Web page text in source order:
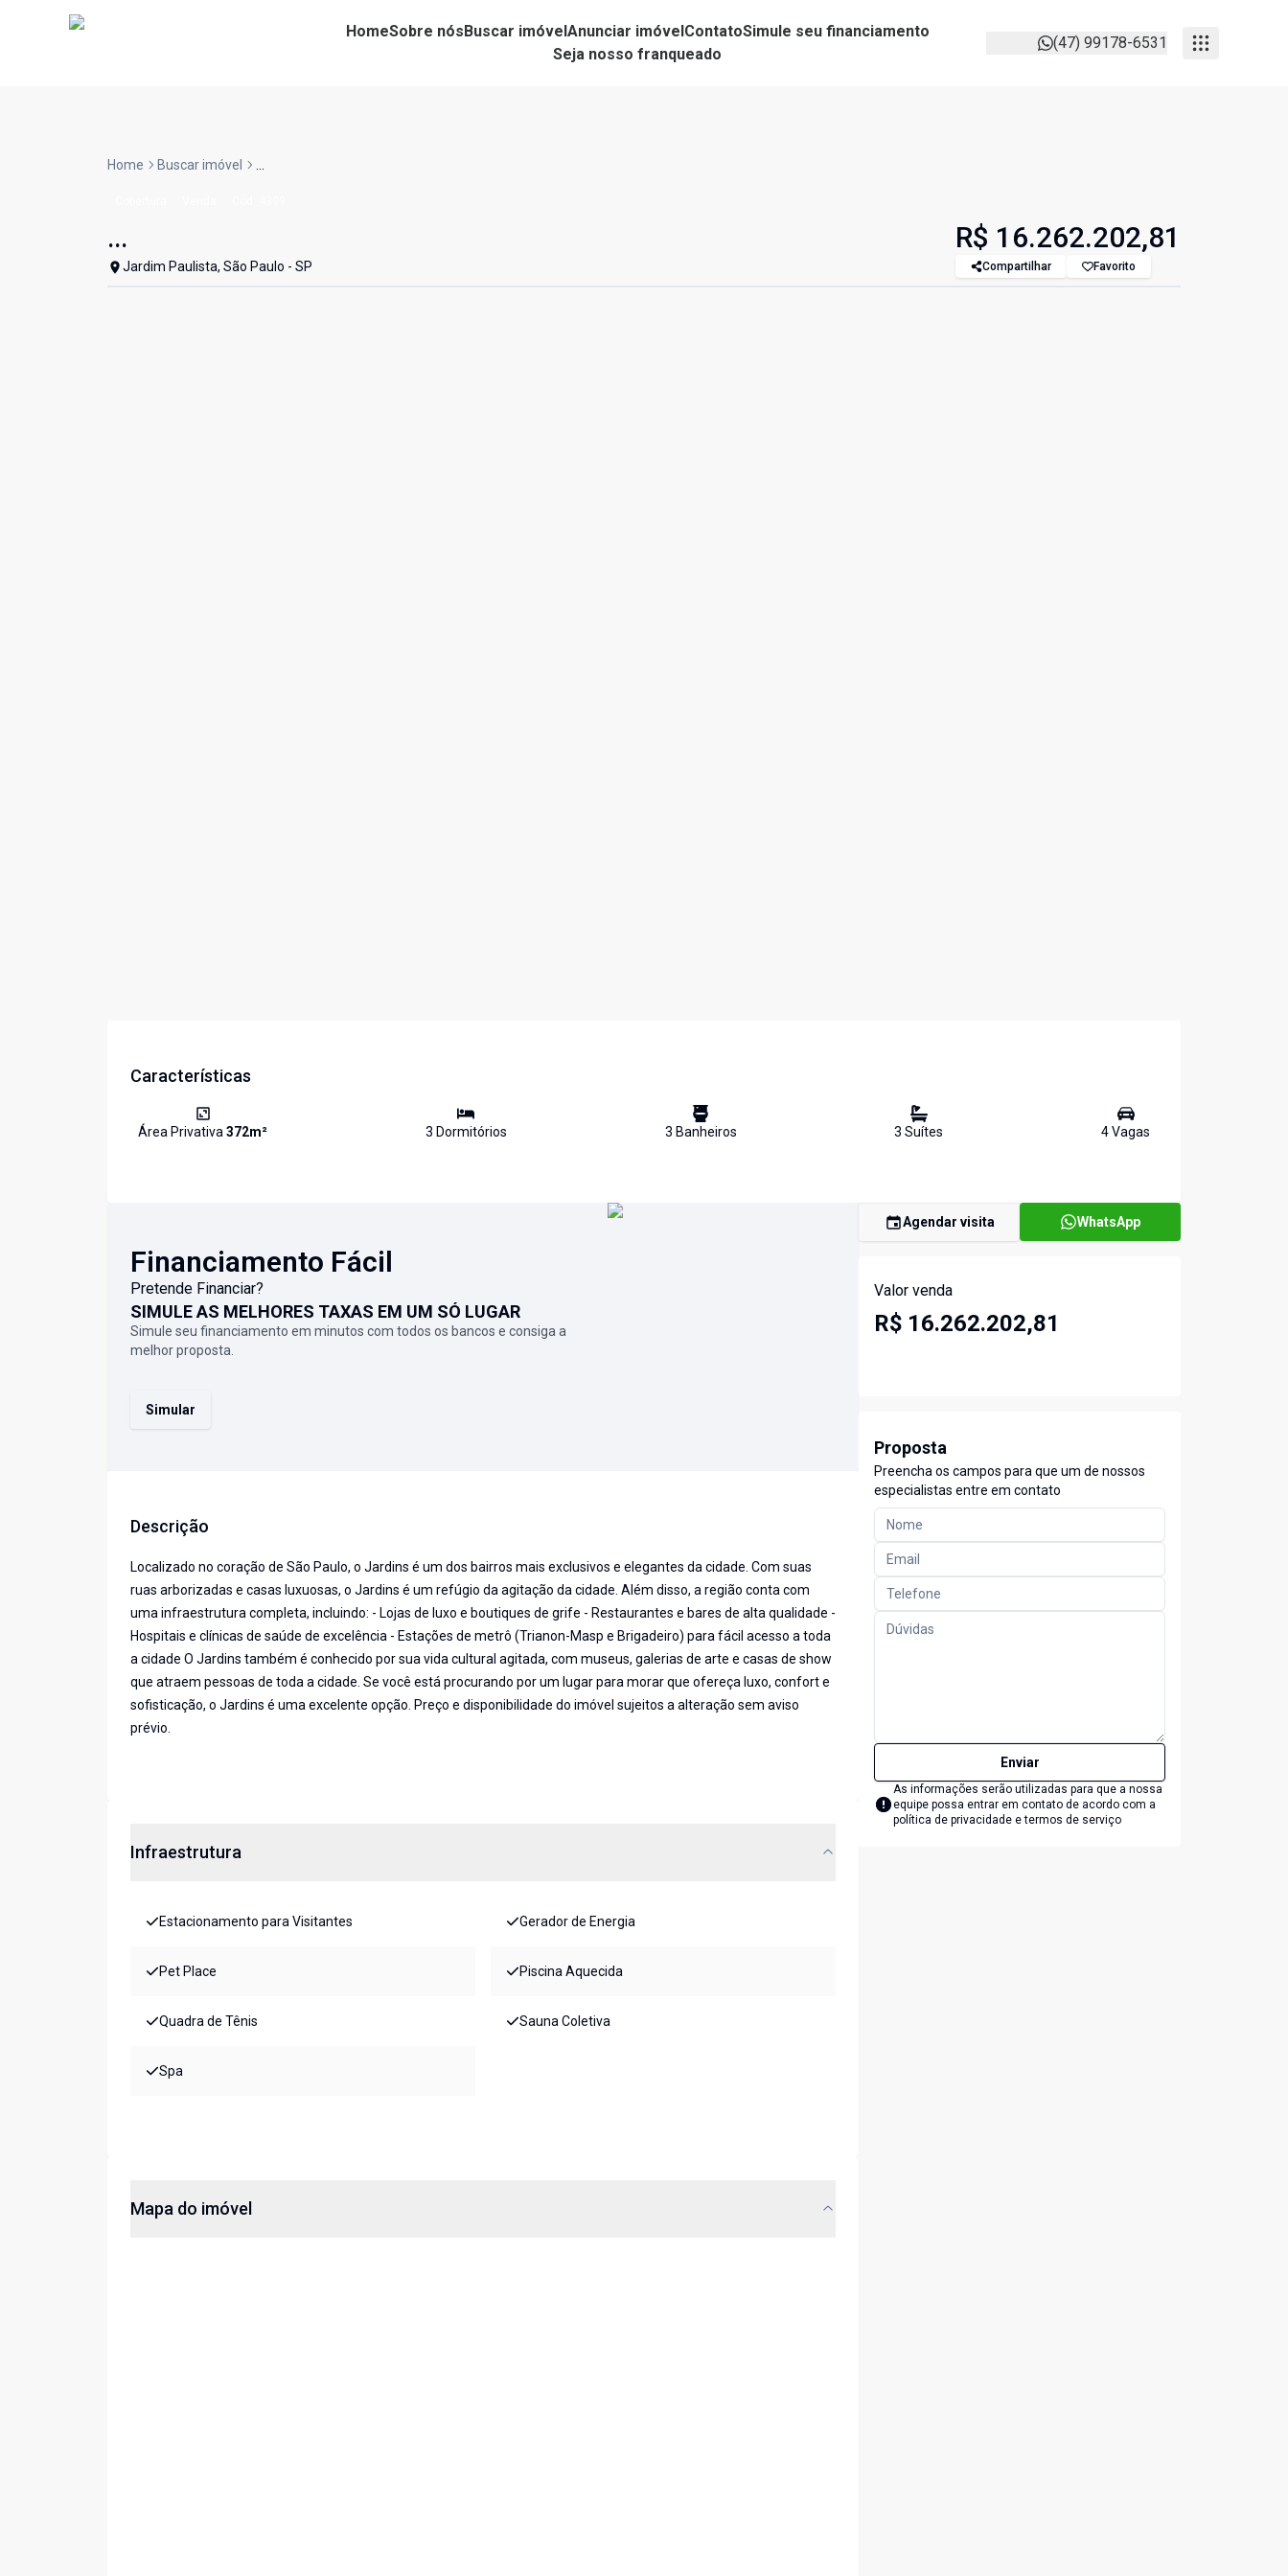
HomeSobre nósBuscar imóvelAnunciar imóvelContatoSimule seu financiamento
Seja nosso franqueado
(47) 99178-6531
Home Buscar imóvel ...
...
Jardim Paulista, São Paulo - SP
R$ 16.262.202,81
Compartilhar Favorito
Características
Área Privativa372m² 3 Dormitórios 3 Banheiros 3 Suítes 4Vagas
Financiamento Fácil
Pretende Financiar?
SIMULE AS MELHORES TAXAS EM UM SÓ LUGAR
Simule seu financiamento em minutos com todos os bancos e consiga a
melhor proposta.
Simular
Descrição
Localizado no coração de São Paulo, o Jardins é um dos bairros mais exclusivos e elegantes da cidade. Com suas
ruas arborizadas e casas luxuosas, o Jardins é um refúgio da agitação da cidade. Além disso, a região conta com
uma infraestrutura completa, incluindo: - Lojas de luxo e boutiques de grife - Restaurantes e bares de alta qualidade -
Hospitais e clínicas de saúde de excelência - Estações de metrô (Trianon-Masp e Brigadeiro) para fácil acesso a toda
a cidade O Jardins também é conhecido por sua vida cultural agitada, com museus, galerias de arte e casas de show
que atraem pessoas de toda a cidade. Se você está procurando por um lugar para morar que ofereça luxo, confort e
sofisticação, o Jardins é uma excelente opção. Preço e disponibilidade do imóvel sujeitos a alteração sem aviso
prévio.
Infraestrutura
Estacionamento para Visitantes Gerador de Energia
Pet Place Piscina Aquecida
Quadra de Tênis Sauna Coletiva
Spa
Mapa do imóvel
Agendar visita WhatsApp
Valor venda
R$ 16.262.202,81
Proposta
Preencha os campos para que um de nossos
especialistas entre em contato
Enviar
As informações serão utilizadas para que a nossa
equipe possa entrar em contato de acordo com a
política de privacidade e termos de serviço